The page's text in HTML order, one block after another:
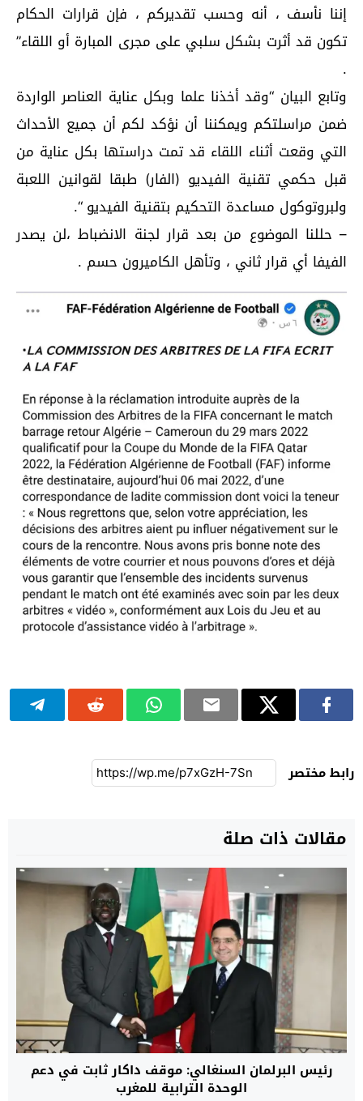
إننا نأسف ، أنه وحسب تقديركم ، فإن قرارات الحكام
تكون قد أثرت بشكل سلبي على مجرى المبارة أو اللقاء”
.
وتابع البيان “وقد أخذنا علما وبكل عناية العناصر الواردة
ضمن مراسلتكم ويمكننا أن نؤكد لكم أن جميع الأحداث
التي وقعت أثناء اللقاء قد تمت دراستها بكل عناية من
قبل حكمي تقنية الفيديو (الفار) طبقا لقوانين اللعبة
ولبروتوكول مساعدة التحكيم بتقنية الفيديو “.
– حللنا الموضوع من بعد قرار لجنة الانضباط ،لن يصدر
الفيفا أي قرار ثاني ، وتأهل الكاميرون حسم .
رابط مختصر
مقالات ذات صلة
رئيس البرلمان السنغالي: موقف داكار ثابت في دعم
الوحدة الترابية للمغرب